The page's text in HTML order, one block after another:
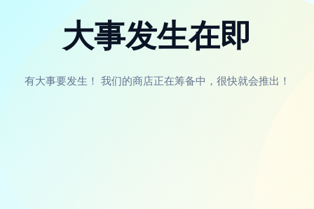
大事发生在即
有大事要发生！ 我们的商店正在筹备中，很快就会推出！